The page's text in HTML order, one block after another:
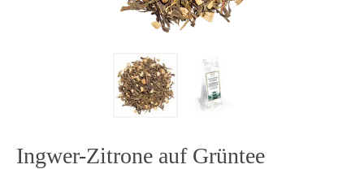
Ingwer-Zitrone auf Grüntee